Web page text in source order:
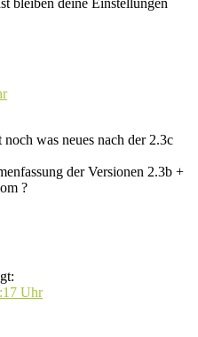
bleiben deine Einstellungen
was neues nach der 2.3c
der Versionen 2.3b +
?
Uhr